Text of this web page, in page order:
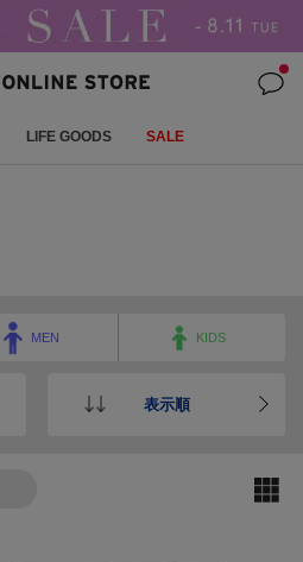
LIFE GOODS SALE
MEN KIDS
表示順